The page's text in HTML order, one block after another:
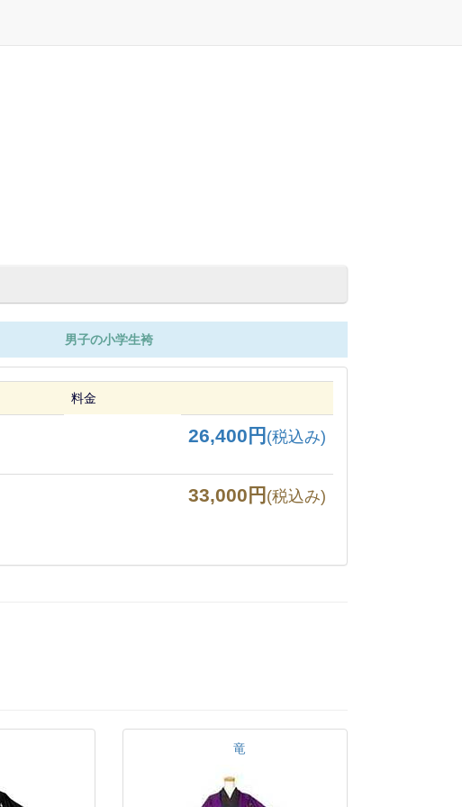
男子の小学生袴
料金
26,400円 (税込み)
33,000円 (税込み)
竜